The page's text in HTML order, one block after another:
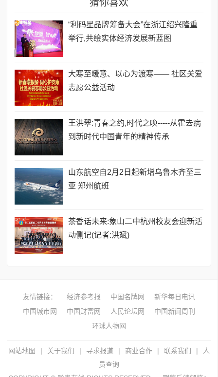
猜你喜欢
​“利码星品牌筹备大会”在浙江绍兴隆重
举行,共绘实体经济发展新蓝图
​大寒至暖意、以心为渡寒—— 社区关爱
志愿公益活动
王洪翠:青春之约,时代之唤-----从霍去病
到新时代中国青年的精神传承
山东航空自2月2日起新增乌鲁木齐至三
亚 郑州航班
茶香话未来:象山二中杭州校友会迎新活
动侧记(记者:洪斌)
友情链接： 经济参考报 中国名牌网
新华每日电讯
中国城市网
中国财富网 人民论坛网
中国新闻周刊
环球人物网
网站地图 | 关于我们 | 寻求报道 | 商业合作 | 联系我们 |
人
员查询